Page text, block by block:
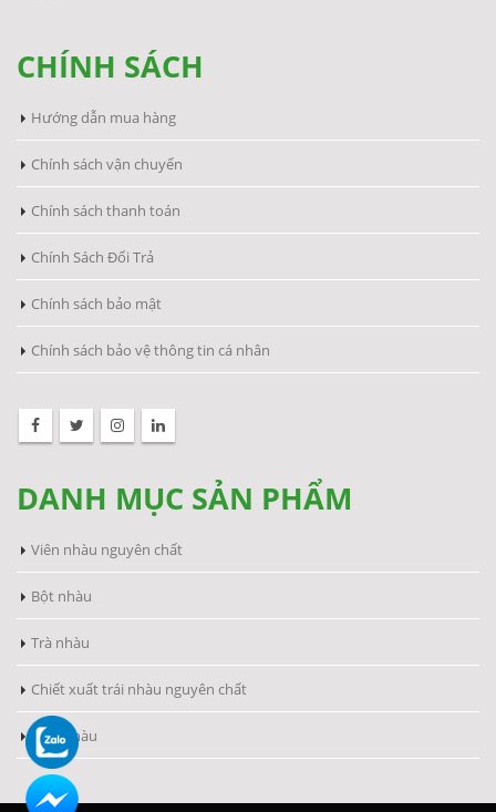
CHÍNH SÁCH
Hướng dẫn mua hàng
Chính sách vận chuyển
Chính sách thanh toán
Chính Sách Đổi Trả
Chính sách bảo mật
Chính sách bảo vệ thông tin cá nhân
DANH MỤC SẢN PHẨM
Viên nhàu nguyên chất
Bột nhàu
Trà nhàu
Chiết xuất trái nhàu nguyên chất
Viên nhàu